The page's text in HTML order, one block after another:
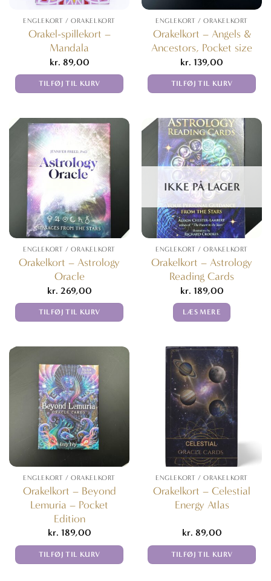
ENGLEKORT / ORAKELKORT
Orakel-spillekort –
Mandala
kr. 89,00
TILFØJ TIL KURV
ENGLEKORT / ORAKELKORT
Orakelkort – Angels &
Ancestors, Pocket size
kr. 139,00
TILFØJ TIL KURV
ENGLEKORT / ORAKELKORT
Orakelkort – Astrology
Oracle
kr. 269,00
TILFØJ TIL KURV
IKKE PÅ LAGER
ENGLEKORT / ORAKELKORT
Orakelkort – Astrology
Reading Cards
kr. 189,00
LÆS MERE
ENGLEKORT / ORAKELKORT
Orakelkort – Beyond
Lemuria – Pocket
Edition
kr. 189,00
TILFØJ TIL KURV
ENGLEKORT / ORAKELKORT
Orakelkort – Celestial
Energy Atlas
kr. 89,00
TILFØJ TIL KURV